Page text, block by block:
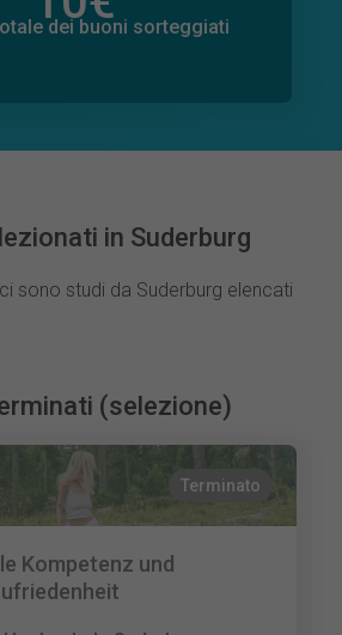
dei buoni sorteggiati
0€
in Suderburg
sono studi da Suderburg elencati
(selezione)
Terminato
Kompetenz und